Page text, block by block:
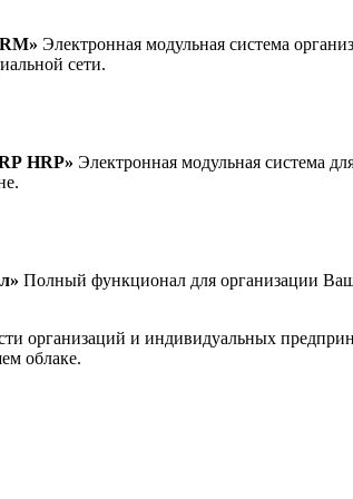
Электронная модульная система
сети.
HRP» Электронная модульная система
Полный функционал для организации
организаций и индивидуальных
облаке.